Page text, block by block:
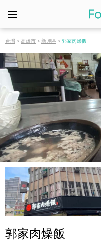
台灣 > 高雄市 > 新興區 > 郭家肉燥飯
郭家肉燥飯